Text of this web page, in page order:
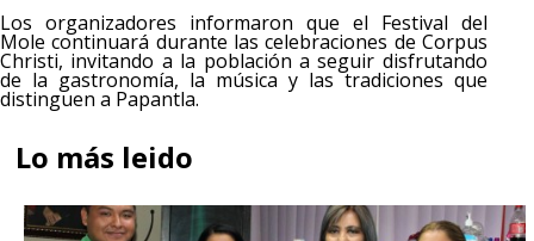
Los organizadores informaron que el Festival del
Mole continuará durante las celebraciones de Corpus
Christi, invitando a la población a seguir disfrutando
de la gastronomía, la música y las tradiciones que
distinguen a Papantla.
Lo más leido